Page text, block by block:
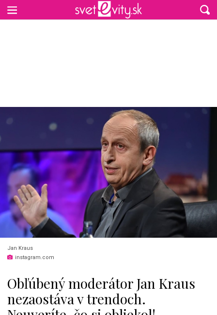
Jan Kraus
instagram.com
Obľúbený moderátor Jan Kraus
nezaostáva v trendoch.